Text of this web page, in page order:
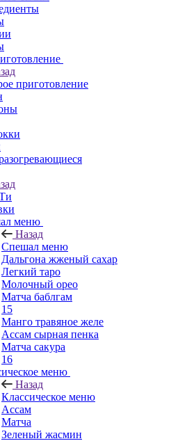
приготовление
меню
Назад
Спешал меню
Дальгона жженый сахар
Легкий таро
Молочный орео
Матча баблгам
15
Манго травяное желе
Ассам сырная пенка
Матча сакура
16
меню
Назад
Классическое меню
Ассам
Матча
Зеленый жасмин